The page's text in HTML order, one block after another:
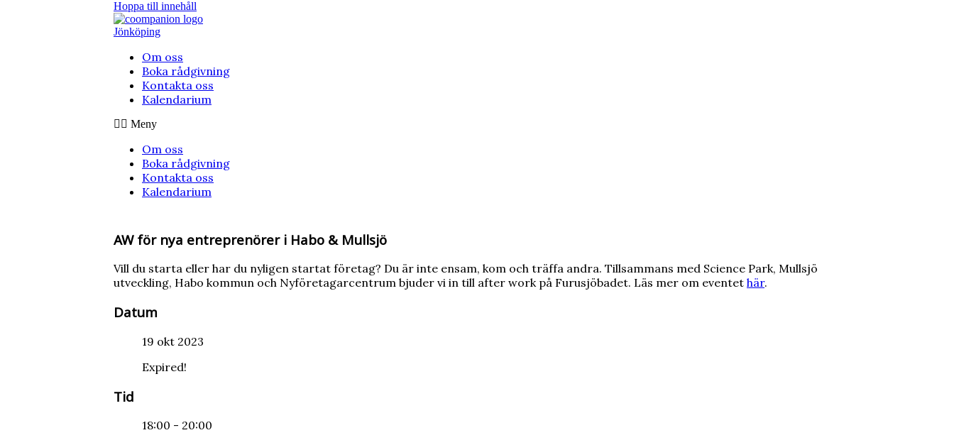
Hoppa till innehåll
Jönköping
Om oss
Boka rådgivning
Kontakta oss
Kalendarium
Meny
Om oss
Boka rådgivning
Kontakta oss
Kalendarium
AW för nya entreprenörer i Habo & Mullsjö
Vill du starta eller har du nyligen startat företag? Du är inte ensam, kom och träffa andra. Tillsammans med Science Park, Mullsjö
utveckling, Habo kommun och Nyföretagarcentrum bjuder vi in till after work på Furusjöbadet. Läs mer om eventet här.
Datum
19 okt 2023
Expired!
Tid
18:00 - 20:00